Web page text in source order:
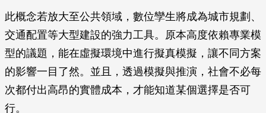
此概念若放大至公共領域，數位孿生將成為城市規劃、
交通配置等大型建設的強力工具。原本高度依賴專業模
型的議題，能在虛擬環境中進行擬真模擬，讓不同方案
的影響一目了然。並且，透過模擬與推演，社會不必每
次都付出高昂的實體成本，才能知道某個選擇是否可
行。